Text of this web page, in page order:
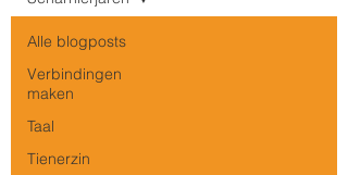
Alle blogposts
Verbindingen
maken
Taal
Tienerzin